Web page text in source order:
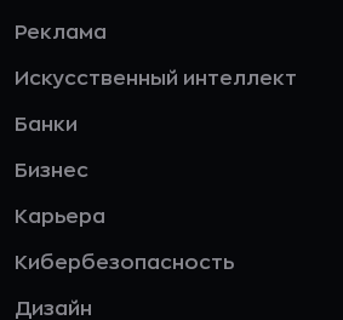
Реклама
Искусственный интеллект
Банки
Бизнес
Карьера
Кибербезопасность
Дизайн